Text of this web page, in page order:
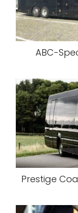
ABC-
Prestige